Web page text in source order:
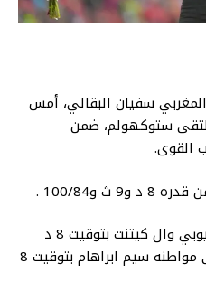
سفيان البقالي، أمس
م موانع لملتقى ستوكهولم، ضمن
القوى.
و100/84 .
وعاد المركز الثاني للسباق للاثيوبي وال كيتنت بتوقيت 8 د
و12 ث و27 /100 ، متقدما على مواطنه سيم ابراهام بتوقيت 8